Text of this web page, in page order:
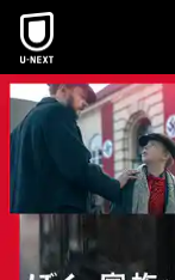
本文へスキップ